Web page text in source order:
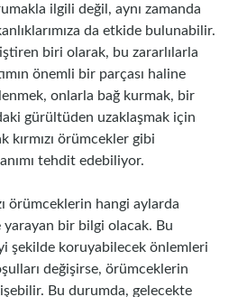
ilgili değil, aynı zamanda
da etkide bulunabilir.
biri olarak, bu zararlılarla
önemli bir parçası haline
onlarla bağ kurmak, bir
gürültüden uzaklaşmak için
kırmızı örümcekler gibi
tehdit edebiliyor.
örümceklerin hangi aylarda
bir bilgi olacak. Bu
şekilde koruyabilecek önlemleri
değişirse, örümceklerin
Bu durumda, gelecekte